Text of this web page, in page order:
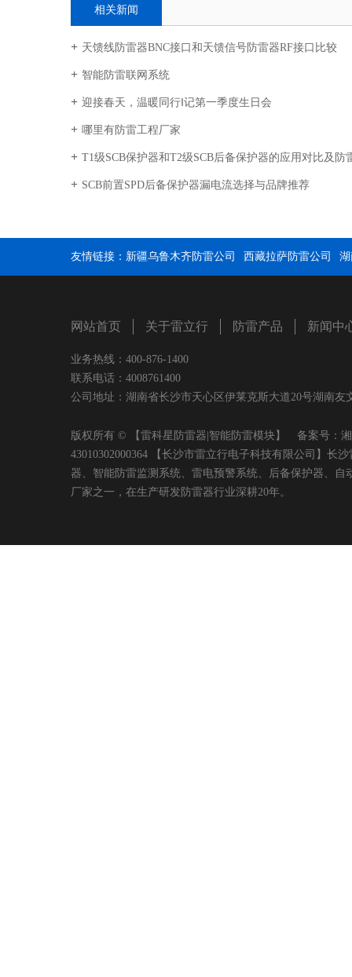
相关新闻
天馈线防雷器BNC接口和天馈信号防雷器RF接口比较
智能防雷联网系统
迎接春天，温暖同行‖记第一季度生日会
哪里有防雷工程厂家
T1级SCB保护器和T2级SCB后备保护器的应用对比及防
SCB前置SPD后备保护器漏电流选择与品牌推荐
友情链接： 新疆乌鲁木齐防雷公司 西藏拉萨防雷公司
网站首页 关于雷立行 防雷产品 新闻中
业务热线：400-876-1400
联系电话：4008761400
公司地址：湖南省长沙市天心区伊莱克斯大道20号湖南
版权所有 © 【雷科星防雷器|智能防雷模块】 备案号：
43010302000364 【长沙市雷立行电子科技有限公司】长
器、智能防雷监测系统、雷电预警系统、后备保护器、
厂家之一，在生产研发防雷器行业深耕20年。